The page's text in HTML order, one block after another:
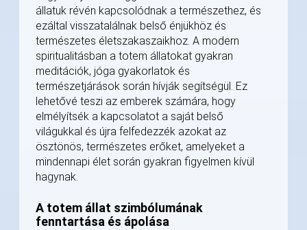
állatuk révén kapcsolódnak a természethez, és
ezáltal visszatalálnak belső énjükhöz és
természetes életszakaszaikhoz. A modern
spiritualitásban a totem állatokat gyakran
meditációk, jóga gyakorlatok és
természetjárások során hívják segítségül. Ez
lehetővé teszi az emberek számára, hogy
elmélyítsék a kapcsolatot a saját belső
világukkal és újra felfedezzék azokat az
ösztönös, természetes erőket, amelyeket a
mindennapi élet során gyakran figyelmen kívül
hagynak.
A totem állat szimbólumának
fenntartása és ápolása